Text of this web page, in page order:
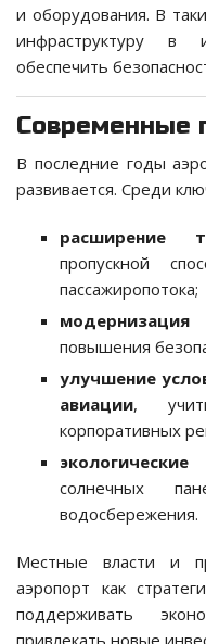
и оборудования. В
инфраструктуру в
обеспечить
Современные
В последние годы
развивается. Среди
расширение
пропускной
пассажиропотока;
модернизация
повышения
улучшение
авиации,
корпоративных
солнечных
водосбережения.
Местные власти и
аэропорт как
поддерживать
привлекать новые